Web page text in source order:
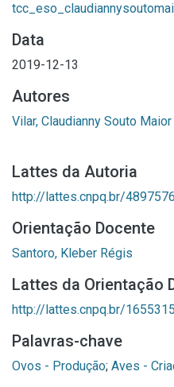
Data
2019-12-13
Autores
Vilar, Claudianny Souto
Lattes da Autoria
http://lattes.cnpq.br/
Orientação Docente
Santoro, Kleber Régis
Lattes da Orientação
http://lattes.cnpq.br/
Palavras-chave
Ovos - Produção; Aves -